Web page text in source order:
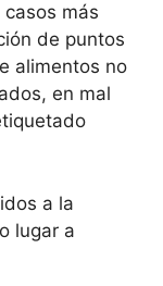
más
de puntos
alimentos no
en mal
a la
lugar a